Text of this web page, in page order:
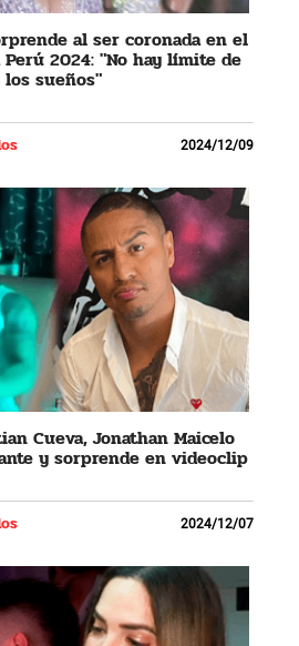
al ser coronada en el
2024: "No hay límite de
sueños"
2024/12/09
Cueva, Jonathan Maicelo
y sorprende en videoclip
2024/12/07